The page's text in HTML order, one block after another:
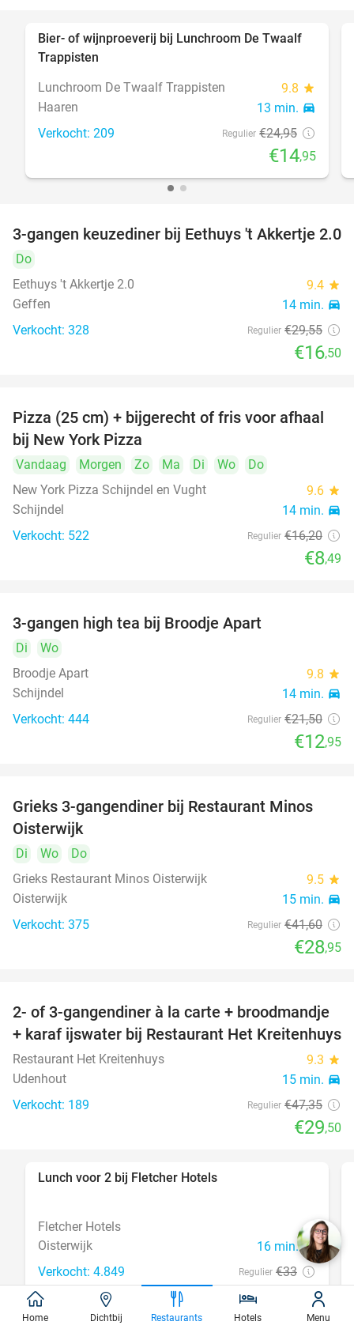
40%
Bier- of wijnproeverij bij Lunchroom De Twaalf
Trappisten
Lunchroom De Twaalf Trappisten
9.8 star
Haaren 13 min. directions_car
Verkocht: 209 Regulier €24,95
€14,95
44%
3-gangen keuzediner bij Eethuys 't Akkertje 2.0
Do
Eethuys 't Akkertje 2.0
9.4 star
Geffen 14 min. directions_car
Verkocht: 328 Regulier €29,55
€16,50
48%
Pizza (25 cm) + bijgerecht of fris voor afhaal
bij New York Pizza
Vandaag Morgen Zo Ma Di Wo
Do
New York Pizza Schijndel en Vught
9.6 star
Schijndel 14 min. directions_car
Verkocht: 522 Regulier €16,20
€8,49
3-gangen high tea bij Broodje Apart
Di
Wo
Broodje Apart
9.8 star
Schijndel 14 min. directions_car
Verkocht: 444 Regulier €21,50
€12,95
30%
Grieks 3-gangendiner bij Restaurant Minos
Oisterwijk
Di Wo
Do
Grieks Restaurant Minos Oisterwijk
9.5 star
Oisterwijk 15 min. directions_car
Verkocht: 375 Regulier €41,60
€28,95
38%
2- of 3-gangendiner à la carte + broodmandje
+ karaf ijswater bij Restaurant Het Kreitenhuys
Restaurant Het Kreitenhuys 9.3 star
Udenhout 15 min. directions_car
Verkocht: 189 Regulier €47,35
€29,50
Lunch voor 2 bij Fletcher Hotels
Fletcher Hotels
Oisterwijk
16 min.directions_car
Verkocht: 4.849 Regulier €33
,90
Home Dichtbij Restaurants Hotels Menu